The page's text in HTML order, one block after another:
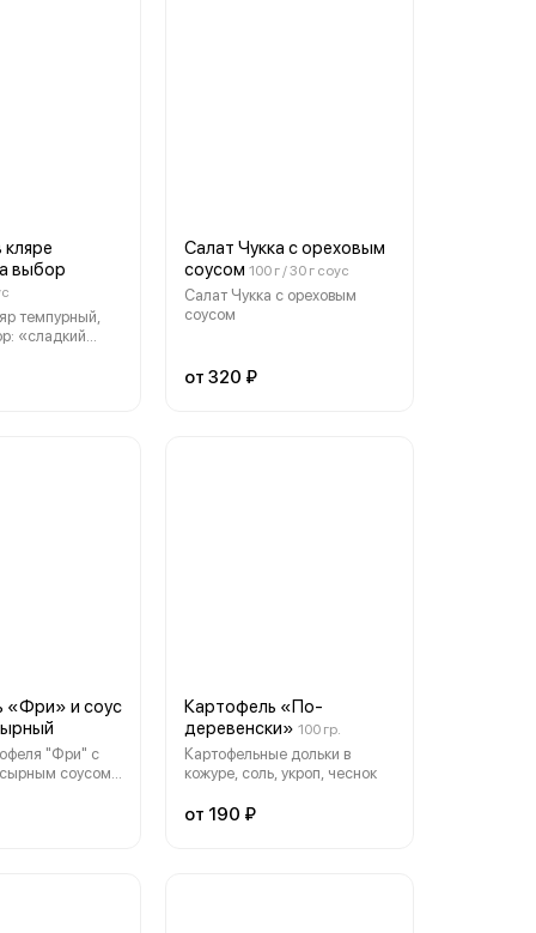
кляре
выбор
темпурный,
«сладкий
Салат Чукка с ореховым
соусом 100 г / 30 г соус
Салат Чукка с ореховым
соусом
от 320 ₽
«Фри» и соус
"Фри" с
соусом
Картофель «По-
деревенски» 100 гр.
Картофельные дольки в
кожуре, соль, укроп, чеснок
от 190 ₽